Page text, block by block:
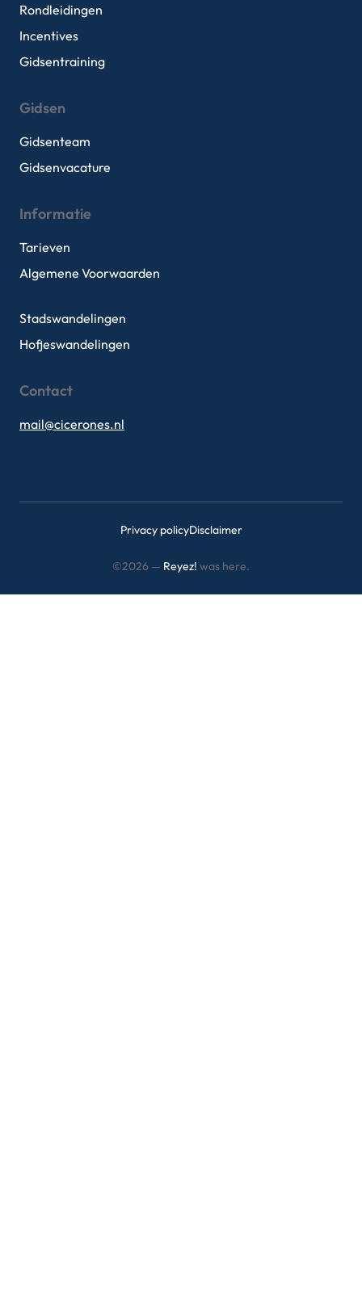
Rondleidingen
Incentives
Gidsentraining
Gidsen
Gidsenteam
Gidsenvacature
Informatie
Tarieven
Algemene Voorwaarden
Stadswandelingen
Hofjeswandelingen
Contact
mail@cicerones.nl
Privacy policyDisclaimer
©2026 — Reyez! was here.